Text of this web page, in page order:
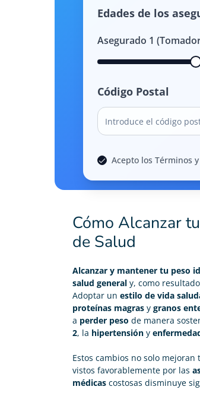
Edades de los
Asegurado 1
Código Postal
Acepto los Términos
Cómo Alcanzar
de Salud
Alcanzar y mantener tu peso
salud general y, como
Adoptar un estilo de vida
proteínas magras y granos
a perder peso de manera
2, la hipertensión y
Estos cambios no solo mejoran
vistos favorablemente por las
médicas costosas disminuye